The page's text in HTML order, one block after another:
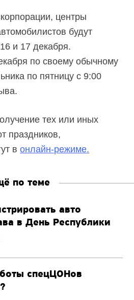
центры
будут
и 17 декабря.
по своему обычному
по пятницу с 9:00
тех или иных
праздников,
вонлайн-режиме.
по теме
авто
в День Республики
спецЦОНов